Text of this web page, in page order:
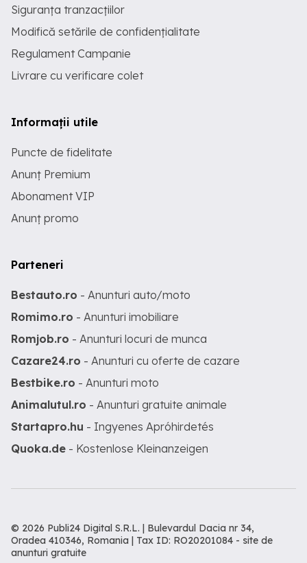
Siguranța tranzacțiilor
Modifică setările de confidențialitate
Regulament Campanie
Livrare cu verificare colet
Informații utile
Puncte de fidelitate
Anunț Premium
Abonament VIP
Anunț promo
Parteneri
Bestauto.ro - Anunturi auto/moto
Romimo.ro - Anunturi imobiliare
Romjob.ro - Anunturi locuri de munca
Cazare24.ro - Anunturi cu oferte de cazare
Bestbike.ro - Anunturi moto
Animalutul.ro - Anunturi gratuite animale
Startapro.hu - Ingyenes Apróhirdetés
Quoka.de - Kostenlose Kleinanzeigen
© 2026 Publi24 Digital S.R.L. | Bulevardul Dacia nr 34,
Oradea 410346, Romania | Tax ID: RO20201084 - site de
anunturi gratuite